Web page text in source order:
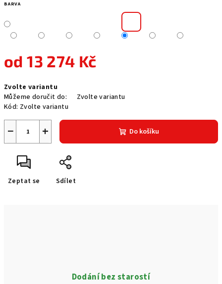
BARVA
od13 274 Kč
cena:
Zvolte variantu
Můžeme doručit do:
Zvolte variantu
Kód: Zvolte variantu
+
− Do košíku
Zeptat se Sdílet
Dodání bez starostí